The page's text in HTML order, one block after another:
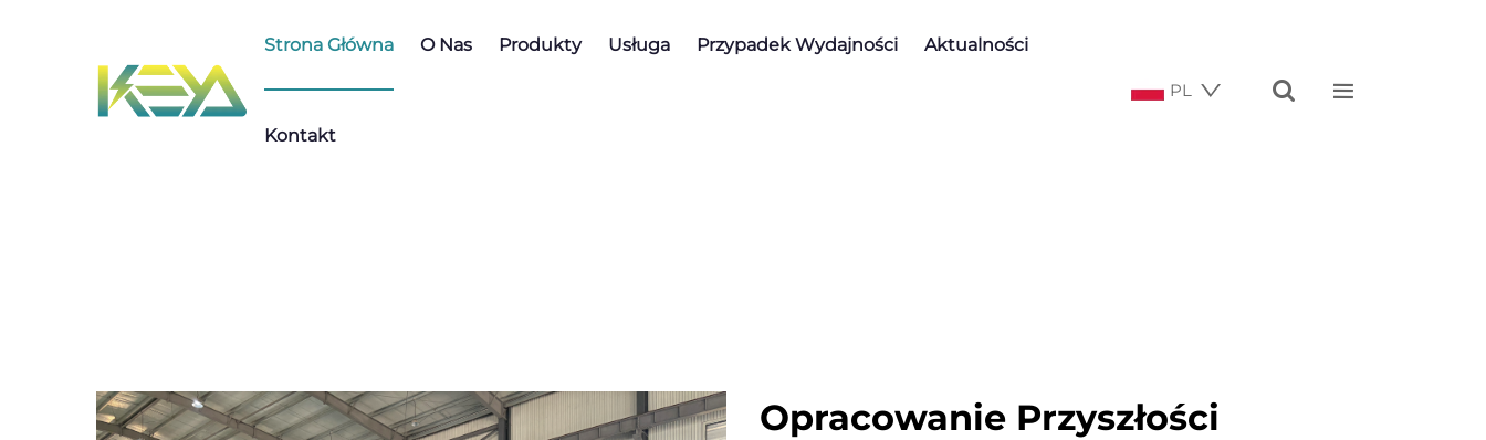
Strona Główna O Nas Produkty Usługa Przypadek Wydajności Aktualności
Kontakt
PL  
Opracowanie Przyszłości